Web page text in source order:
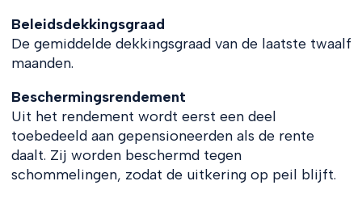
Beleidsdekkingsgraad
De gemiddelde dekkingsgraad van de laatste twaalf
maanden.
Beschermingsrendement
Uit het rendement wordt eerst een deel
toebedeeld aan gepensioneerden als de rente
daalt. Zij worden beschermd tegen
schommelingen, zodat de uitkering op peil blijft.